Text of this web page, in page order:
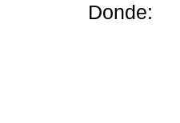
Donde: